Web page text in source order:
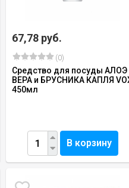
67,78 руб.
(0)
Средство для посуды АЛОЭ
ВЕРА и БРУСНИКА КАПЛЯ
450мл
В корзину